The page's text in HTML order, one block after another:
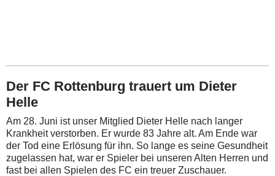
Der FC Rottenburg trauert um Dieter
Helle
Am 28. Juni ist unser Mitglied Dieter Helle nach langer
Krankheit verstorben. Er wurde 83 Jahre alt. Am Ende war
der Tod eine Erlösung für ihn. So lange es seine Gesundheit
zugelassen hat, war er Spieler bei unseren Alten Herren und
fast bei allen Spielen des FC ein treuer Zuschauer.